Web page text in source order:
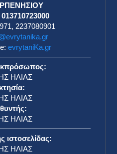
2237080901
evrytaniKa.gr
ΗΛΙΑΣ
ΗΛΙΑΣ
ΗΛΙΑΣ
ιστοσελίδας:
ΗΛΙΑΣ